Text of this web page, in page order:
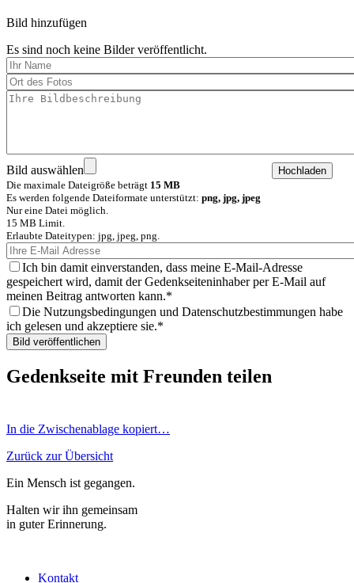
Bild hinzufügen
Es sind noch keine Bilder veröffentlicht.
Bild auswählen
Die maximale Dateigröße beträgt 15 MB
Es werden folgende Dateiformate unterstützt: png, jpg, jpeg
Nur eine Datei möglich.
15 MB Limit.
Erlaubte Dateitypen: jpg, jpeg, png.
Ich bin damit einverstanden, dass meine E-Mail-Adresse
gespeichert wird, damit der Gedenkseiteninhaber per E-Mail auf
meinen Beitrag antworten kann.
Die Nutzungsbedingungen und Datenschutzbestimmungen habe
ich gelesen und akzeptiere sie.
Gedenkseite mit Freunden teilen
In die Zwischenablage kopiert…
Zurück zur Übersicht
Ein Mensch ist gegangen.
Halten wir ihn gemeinsam
in guter Erinnerung.
Kontakt